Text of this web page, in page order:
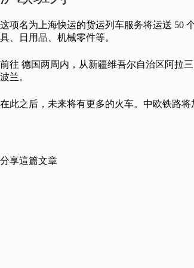
这项名为上海快运的货运列车服务将运送 50
具、日用品、机械零件等。
前往 德国两周内，从新疆维吾尔自治区阿拉
波兰。
在此之后，未来将有更多的火车。中欧铁路
分享這篇文章